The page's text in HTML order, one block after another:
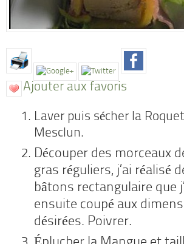
Ajouter aux favoris
Laver puis sécher la
Mesclun.
Découper des morceaux
gras réguliers, j’ai réalisé
bâtons rectangulaire que
ensuite coupé aux
désirées. Poivrer.